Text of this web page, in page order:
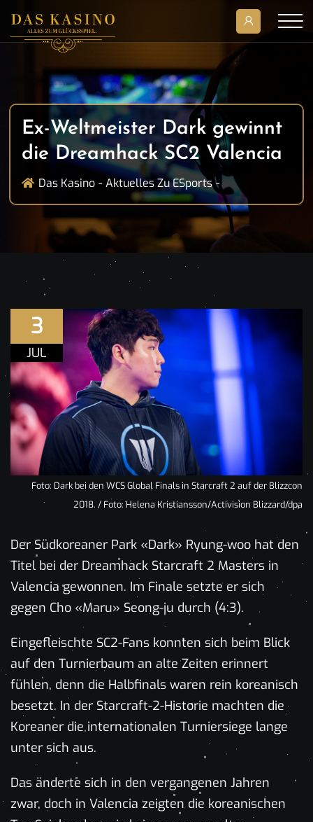
Ex-Weltmeister Dark gewinnt
die Dreamhack SC2 Valencia
Das Kasino Aktuelles Zu ESports
3
JUL
Foto: Dark bei den WCS Global Finals in Starcraft 2 auf der Blizzcon
2018. / Foto: Helena Kristiansson/Activision Blizzard/dpa
Der Südkoreaner Park «Dark» Ryung-woo hat den
Titel bei der Dreamhack Starcraft 2 Masters in
Valencia gewonnen. Im Finale setzte er sich
gegen Cho «Maru» Seong-ju durch (4:3).
Eingefleischte SC2-Fans konnten sich beim Blick
auf den Turnierbaum an alte Zeiten erinnert
fühlen, denn die Halbfinals waren rein koreanisch
besetzt. In der Starcraft-2-Historie machten die
Koreaner die internationalen Turniersiege lange
unter sich aus.
Das änderte sich in den vergangenen Jahren
zwar, doch in Valencia zeigten die koreanischen